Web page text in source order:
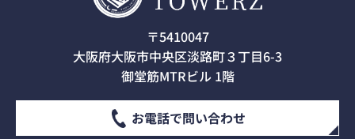
〒5410047
大阪府大阪市中央区淡路町３丁目6-3
御堂筋MTRビル 1階
お電話で問い合わせ